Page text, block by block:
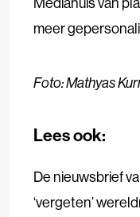
meer
Foto: Mathyas
Lees ook:
De nieuwsbrief
‘vergeten’